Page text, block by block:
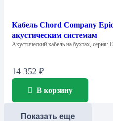
Кабель Chord Company
акустическим системам
Акустический кабель на бухтах, серия:
14 352 ₽
В корзину
Показать еще